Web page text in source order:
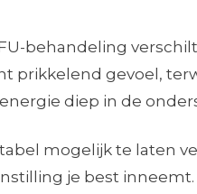
behandeling
prikkelend gevoel,
diep in de
mogelijk te laten
je best